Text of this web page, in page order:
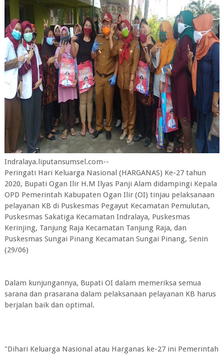
Indralaya.liputansumsel.com--
Peringati Hari Keluarga Nasional (HARGANAS) Ke-27 tahun
2020, Bupati Ogan Ilir H.M Ilyas Panji Alam didampingi Kepala
OPD Pemerintah Kabupaten Ogan Ilir (OI) tinjau pelaksanaan
pelayanan KB di Puskesmas Pegayut Kecamatan Pemulutan,
Puskesmas Sakatiga Kecamatan Indralaya, Puskesmas
Kerinjing, Tanjung Raja Kecamatan Tanjung Raja, dan
Puskesmas Sungai Pinang Kecamatan Sungai Pinang, Senin
(29/06)
Dalam kunjungannya, Bupati OI dalam memeriksa semua
sarana dan prasarana dalam pelaksanaan pelayanan KB harus
berjalan baik dan optimal.
"Dihari Keluarga Nasional atau Harganas ke-27 ini Pemerintah